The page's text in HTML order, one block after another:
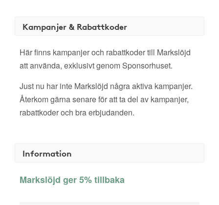
Kampanjer & Rabattkoder
Här finns kampanjer och rabattkoder till Markslöjd
att använda, exklusivt genom Sponsorhuset.
Just nu har inte Markslöjd några aktiva kampanjer.
Återkom gärna senare för att ta del av kampanjer,
rabattkoder och bra erbjudanden.
Information
Markslöjd ger 5% tillbaka